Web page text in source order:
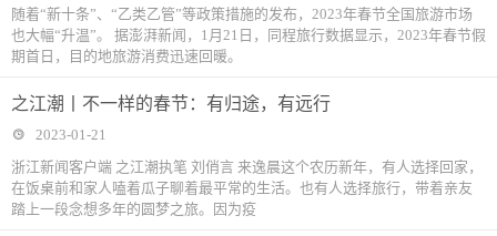
随着“新十条”、“乙类乙管”等政策措施的发布，2023年春节全国旅游市场
也大幅“升温”。 据澎湃新闻，1月21日，同程旅行数据显示，2023年春节假
期首日，目的地旅游消费迅速回暖。
之江潮丨不一样的春节：有归途，有远行
2023-01-21
浙江新闻客户端 之江潮执笔 刘俏言 来逸晨这个农历新年，有人选择回家，
在饭桌前和家人嗑着瓜子聊着最平常的生活。也有人选择旅行，带着亲友
踏上一段念想多年的圆梦之旅。因为疫